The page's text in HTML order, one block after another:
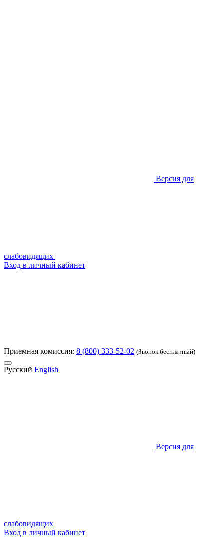
Версия для
слабовидящих
Вход в личный кабинет
Приемная комиссия: 8 (800) 333-52-02 (Звонок бесплатный)
Русский English
Версия для
слабовидящих
Вход в личный кабинет